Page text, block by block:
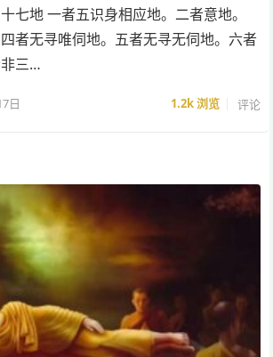
地 一者五识身相应地。二者意地。
者无寻唯伺地。五者无寻无伺地。六者
三…
日 1.2k浏览 评论